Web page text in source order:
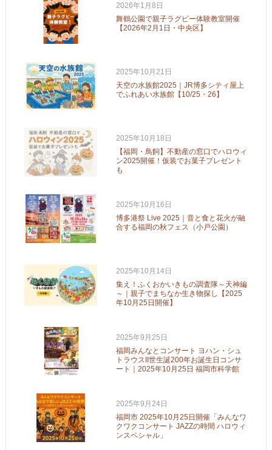
2026年1月8日
舞鶴公園で親子ラグビー体験教室開催
【2026年2月1日・中央区】
2025年10月21日
天空の水族館2025｜JR博多シティ屋上
でふれあい水族館【10/25・26】
2025年10月18日
【福岡・鳥飼】不動産の窓口でハロウィ
ン2025開催！仮装でお菓子プレゼント
も
2025年10月16日
博多港祭 Live 2025｜音と食と花火が融
合する福岡の秋フェス（小戸公園）
2025年10月14日
集え！ふくおかいきもの調査隊～天神編
～｜親子でまちなか生き物探し【2025
年10月25日開催】
2025年9月25日
福岡みんなとコンサート ヨハン・シュ
トラウスII世生誕200年お誕生日コンサ
ート｜2025年10月25日 福岡市科学館
2025年9月24日
福岡市 2025年10月25日開催「みんなワ
クワクコンサート JAZZの時間 ハロウィ
ンスペシャル」